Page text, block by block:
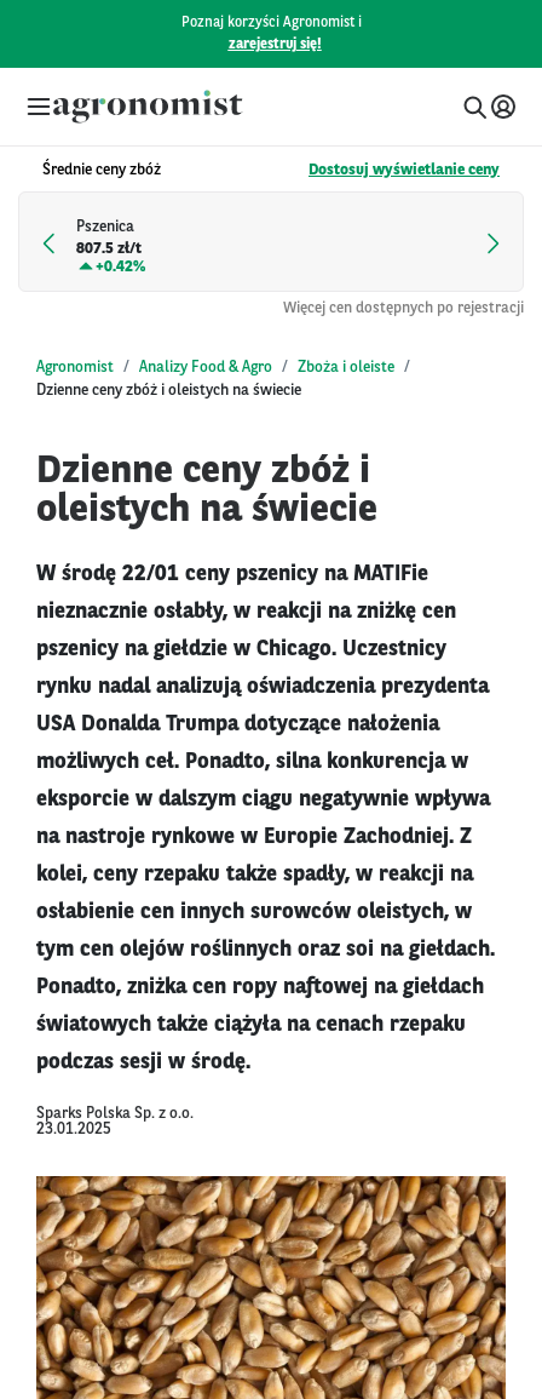
Poznaj korzyści Agronomist i
zarejestruj się!
Średnie ceny zbóż Dostosuj wyświetlanie ceny
Pszenica
807.5 zł/t
+0.42%
Więcej cen dostępnych po rejestracji
Agronomist Analizy Food & Agro
Zboża i oleiste
Dzienne ceny zbóż i oleistych na świecie
Dzienne ceny zbóż i
oleistych na świecie
W środę 22/01 ceny pszenicy na MATIFie
nieznacznie osłabły, w reakcji na zniżkę cen
pszenicy na giełdzie w Chicago. Uczestnicy
rynku nadal analizują oświadczenia prezydenta
USA Donalda Trumpa dotyczące nałożenia
możliwych ceł. Ponadto, silna konkurencja w
eksporcie w dalszym ciągu negatywnie wpływa
na nastroje rynkowe w Europie Zachodniej. Z
kolei, ceny rzepaku także spadły, w reakcji na
osłabienie cen innych surowców oleistych, w
tym cen olejów roślinnych oraz soi na giełdach.
Ponadto, zniżka cen ropy naftowej na giełdach
światowych także ciążyła na cenach rzepaku
podczas sesji w środę.
Sparks Polska Sp. z o.o.
23.01.2025